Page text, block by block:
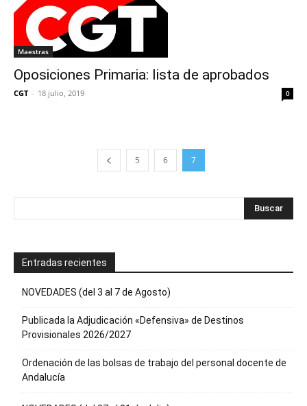
Maestras
Oposiciones Primaria: lista de aprobados
CGT - 18 julio, 2019 0
5 6 7
Entradas recientes
NOVEDADES (del 3 al 7 de Agosto)
Publicada la Adjudicación «Defensiva» de Destinos
Provisionales 2026/2027
Ordenación de las bolsas de trabajo del personal docente de
Andalucía